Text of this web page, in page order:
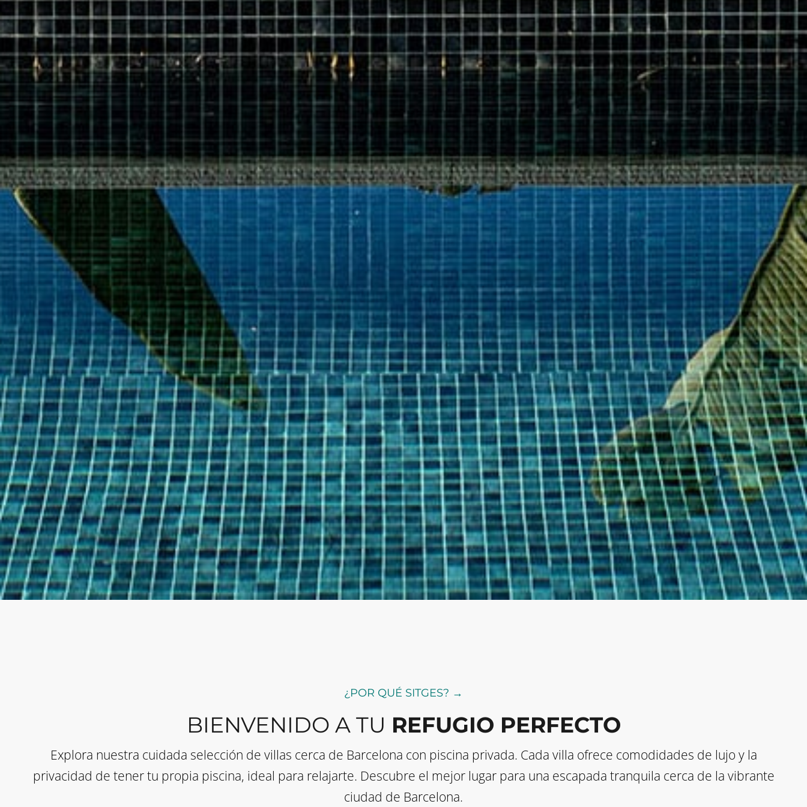
¿POR QUÉ SITGES? →
BIENVENIDO A TU REFUGIO PERFECTO
Explora nuestra cuidada selección de villas cerca de Barcelona con piscina privada. Cada villa ofrece comodidades de lujo y la
privacidad de tener tu propia piscina, ideal para relajarte. Descubre el mejor lugar para una escapada tranquila cerca de la vibrante
ciudad de Barcelona.